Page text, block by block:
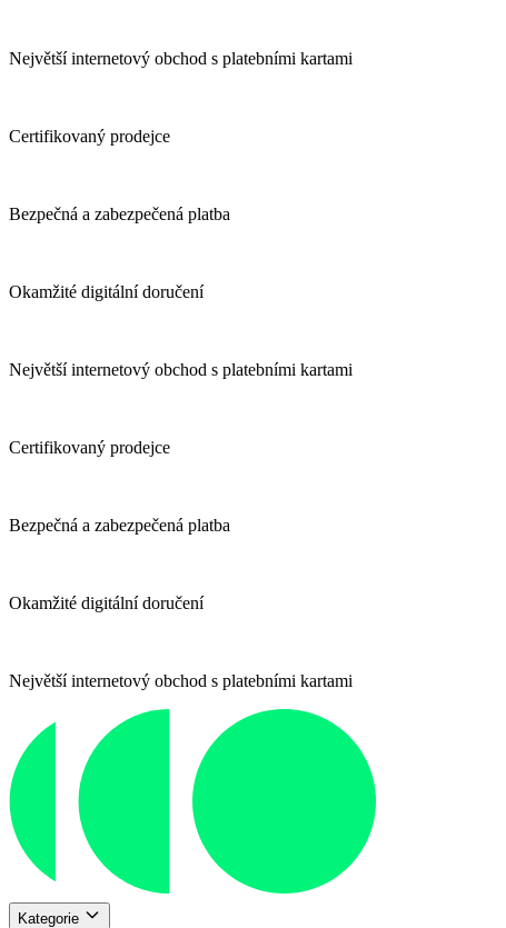
Největší internetový obchod s platebními kartami
Certifikovaný prodejce
Bezpečná a zabezpečená platba
Okamžité digitální doručení
Největší internetový obchod s platebními kartami
Certifikovaný prodejce
Bezpečná a zabezpečená platba
Okamžité digitální doručení
Největší internetový obchod s platebními kartami
Kategorie